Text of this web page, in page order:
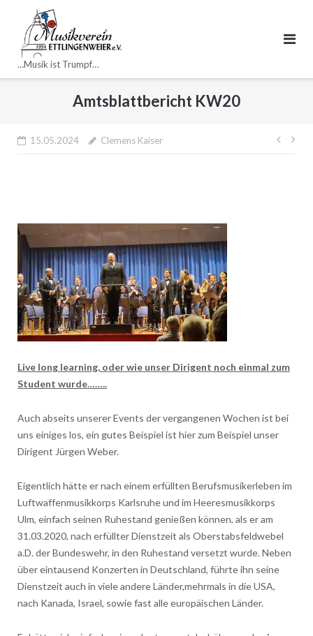
Inhalt
…Musik ist Trumpf…
Amtsblattbericht KW20
15.05.2024 Clemens Kaiser
Live long learning, oder wie unser Dirigent noch einmal zum
Student wurde……..
Auch abseits unserer Events der vergangenen Wochen ist bei
uns einiges los, ein gutes Beispiel ist hier zum Beispiel unser
Dirigent Jürgen Weber.
Eigentlich hätte er nach einem erfüllten Berufsmusikerleben im
Luftwaffenmusikkorps Karlsruhe und im Heeresmusikkorps
Ulm, einfach seinen Ruhestand genießen können, als er am
31.03.2020, nach erfüllter Dienstzeit als Oberstabsfeldwebel
a.D. der Bundeswehr, in den Ruhestand versetzt wurde. Neben
über eintausend Konzerten in Deutschland, führte ihn seine
Dienstzeit auch in viele andere Länder,mehrmals in die USA,
nach Kanada, Israel, sowie fast alle europäischen Länder.